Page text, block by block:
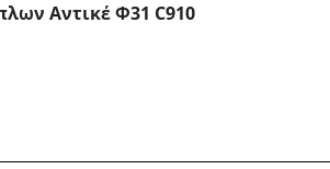
Αντικέ Φ31 C910